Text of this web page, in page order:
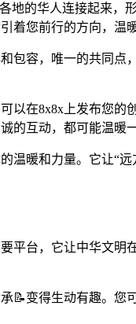
地的华人连接起来，
着您前行的方向，温
包容，唯一的共同点
以在8x8x上发布您的
的互动，都可能温暖
温暖和力量。它让“远
平台，它让中华文明
📝变得生动有趣。您